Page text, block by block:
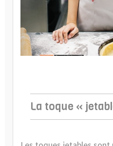
La toque «